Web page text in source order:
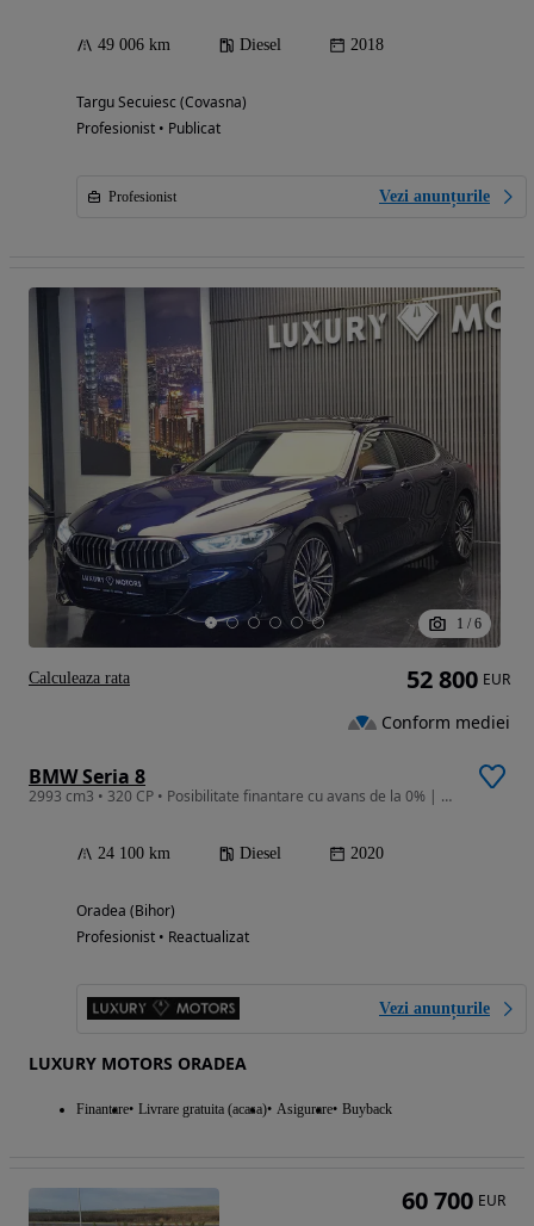
49 006 km Diesel 2018
Targu Secuiesc (Covasna)
Profesionist • Publicat
Profesionist Vezi anunțurile
1 / 6
BMW Seria 8
2993 cm3 • 320 CP • Posibilitate finantare cu avans de la 0% | Garantie extinsa |
24 100 km Diesel 2020
Oradea (Bihor)
Profesionist • Reactualizat
Vezi anunțurile
LUXURY MOTORS ORADEA
Finantare Livrare gratuita (acasa) Asigurare Buyback
52 800 EUR
Conform mediei
Calculeaza rata
60 700 EUR